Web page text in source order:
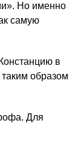
Но именно
самую
в
образом
Для